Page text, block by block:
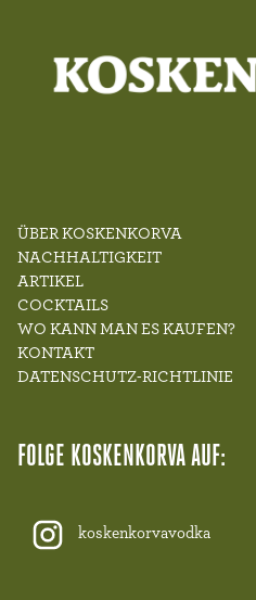
ÜBER KOSKENKORVA
NACHHALTIGKEIT
ARTIKEL
COCKTAILS
WO KANN MAN ES KAUFEN?
KONTAKT
DATENSCHUTZ-RICHTLINIE
FOLGE KOSKENKORVA AUF:
koskenkorvavodka